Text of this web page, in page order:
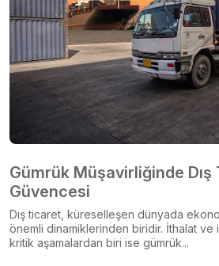
Gümrük Müşavirliğinde
Güvencesi
Dış ticaret, küreselleşen dünyada
önemli dinamiklerinden biridir. İthalat
kritik aşamalardan biri ise gümrük...